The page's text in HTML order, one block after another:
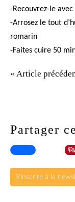
-Recouvrez-le
-Arrosez le tout
romarin
-Faites cuire 50
« Article
Partager
S'inscrire à la